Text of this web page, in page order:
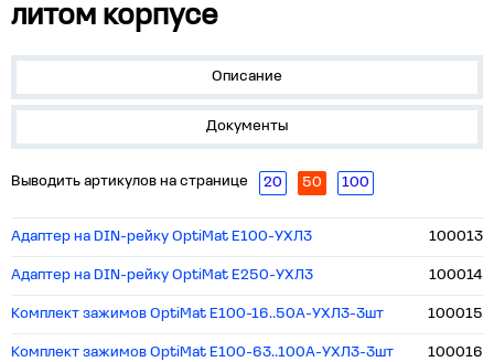
литом корпусе
Описание
Документы
Выводить артикулов на странице 20 50 100
Адаптер на DIN-рейку OptiMat E100-УХЛ3 100013
Адаптер на DIN-рейку OptiMat E250-УХЛ3 100014
Комплект зажимов OptiMat E100-16..50А-УХЛ3-3шт 100015
Комплект зажимов OptiMat E100-63..100А-УХЛ3-3шт 100016